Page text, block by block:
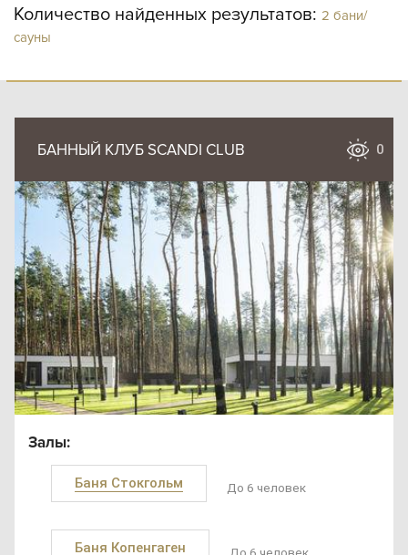
Количество найденных результатов: 2 бани/
сауны
БАННЫЙ КЛУБ SCANDI CLUB 0
Залы:
Баня Стокгольм До 6 человек
Баня Копенгаген